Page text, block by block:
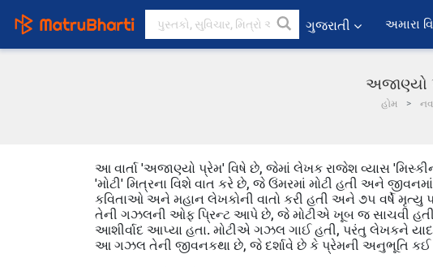
ગુજરાતી અમારા
અજાણ્યો
હોમ
આ વાર્તા 'અજાણ્યો પ્રેમ' વિષે છે, જેમાં લેખક રાજેશ વ્યાસ
'મોટી' મિત્રના વિશે વાત કરે છે, જે ઉંમરમાં મોટી હતી અને
કવિતાઓ અને મહાન લેખકોની વાતો કરી હતી અને ૭૫ વર્ષે
તેની ગઝલની ઓફ પ્રિન્ટ આપે છે, જે મોટીએ ખૂબ જ સાચવી
આશીર્વાદ આપ્યા હતા. મોટીએ ગઝલ ગાઈ હતી, પરંતુ લેખકને
આ ગઝલ તેની જીવનકથા છે, જે દર્શાવે છે કે પ્રેમની અનુભૂતિ કઈ